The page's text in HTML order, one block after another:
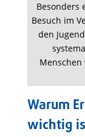
Besonders
Besuch im
den
Warum
wichtig